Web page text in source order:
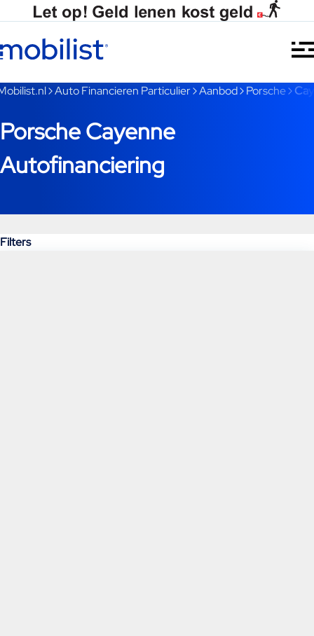
Ga naar hoofdinhoud
Je bent nu voorbij het hoofdmenu
Auto Financieren Particulier Aanbod Porsche
Porsche Cayenne
Autofinanciering
Filters